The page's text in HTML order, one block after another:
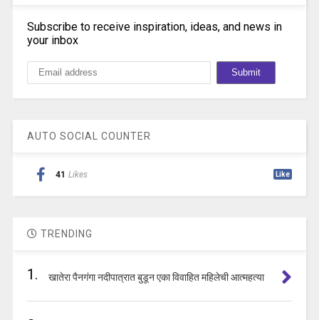
Subscribe to receive inspiration, ideas, and news in
your inbox
AUTO SOCIAL COUNTER
41 Likes Like
TRENDING
1. खातेरा पैनगंगा नदीपात्रात बुडून एका विवाहित महिलेची आत्महत्या